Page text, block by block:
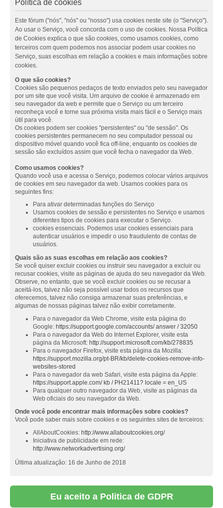
Política de cookies
Este fórum ("nós", "nós" ou "nosso") usa cookies neste site (o "Serviço").
Ao usar o Serviço, você concorda com o uso de cookies. Nossa Política
de Cookies explica o que são cookies, como usamos cookies, como
terceiros com quem podemos nos associar podem usar cookies no
Serviço, suas escolhas em relação a cookies e mais informações sobre
cookies.
O que são cookies?
Cookies são pequenos pedaços de texto enviados pelo seu navegador
por um site que você visita. Um arquivo de cookie é armazenado em
seu navegador da web e permite que o Serviço ou um terceiro
reconheça você e torne sua próxima visita mais fácil e o Serviço mais
útil para você.
Os cookies podem ser cookies "persistentes" ou "de sessão". Os
cookies persistentes permanecem no seu computador pessoal ou
dispositivo móvel quando você fica off-line, enquanto os cookies de
sessão são excluídos assim que você fecha o navegador da Web.
Como usamos cookies?
Quando você usa e acessa o Serviço, podemos colocar vários arquivos
de cookies em seu navegador da web. Usamos cookies para os
seguintes fins:
Para ativar determinadas funções do Serviço
Usamos cookies de sessão e persistentes no Serviço e usamos
diferentes tipos de cookies para executar o Serviço.
cookies essenciais. Podemos usar cookies essenciais para
autenticar usuários e impedir o uso fraudulento de contas de
usuários.
Quais são as suas escolhas em relação aos cookies?
Se você quiser excluir cookies ou instruir seu navegador a excluir ou
recusar cookies, visite as páginas de ajuda do seu navegador da Web.
Observe, no entanto, que se você excluir cookies ou se recusar a
aceitá-los, talvez não seja possível usar todos os recursos que
oferecemos, talvez não consiga armazenar suas preferências, e
algumas de nossas páginas talvez não exibir corretamente.
Para o navegador da Web Chrome, visite esta página do
Google: https://support.google.com/accounts/ answer / 32050
Para o navegador da Web do Internet Explorer, visite esta
página da Microsoft: http://support.microsoft.com/kb/278835
Para o navegador Firefox, visite esta página da Mozilla:
https://support.mozilla.org/pt-BR/kb/delete-cookies-remove-info-
websites-stored
Para o navegador da web Safari, visite esta página da Apple:
https://support.apple.com/ kb / PH21411? locale = en_US
Para qualquer outro navegador da Web, visite as páginas da
Web oficiais do seu navegador da Web.
Onde você pode encontrar mais informações sobre cookies?
Você pode saber mais sobre cookies e os seguintes sites de terceiros:
AllAboutCookies: http://www.allaboutcookies.org/
Iniciativa de publicidade em rede:
http://www.networkadvertising.org/
Última atualização: 16 de Junho de 2018